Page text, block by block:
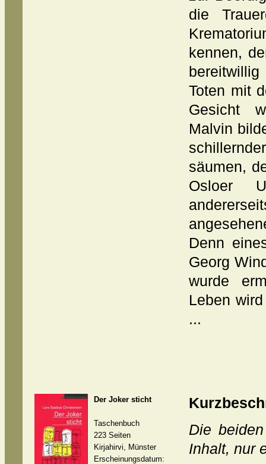
die
kennen,
Toten mit
Gesicht
Malvin
säumen,
Osloer
Denn
Georg
wurde
Leben
...
Der Joker sticht
Taschenbuch
223 Seiten
Kirjahirvi, Münster
Erscheinungsdatum:
Die
Inhalt, nur